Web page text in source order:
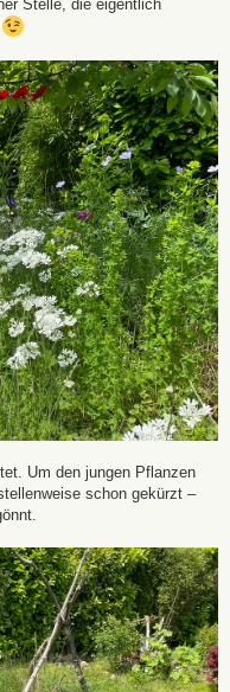
Stelle, die eigentlich
Um den jungen Pflanzen
schon gekürzt –